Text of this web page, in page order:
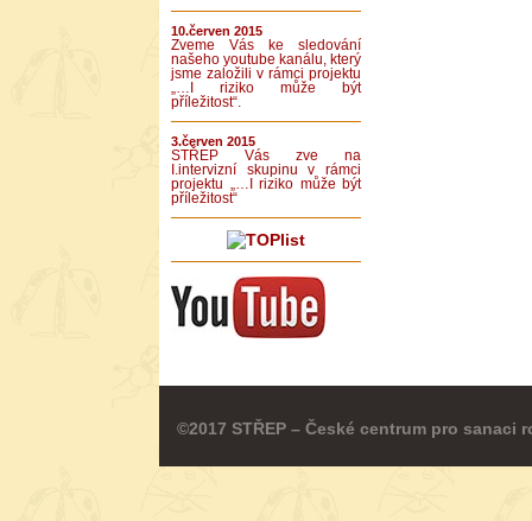
10.červen 2015
Zveme Vás ke sledování
našeho youtube kanálu, který
jsme založili v rámci projektu
„…I riziko může být
příležitost“.
3.červen 2015
STŘEP Vás zve na
I.intervizní skupinu v rámci
projektu „…I riziko může být
příležitost“
©2017 STŘEP – České centrum pro sanaci